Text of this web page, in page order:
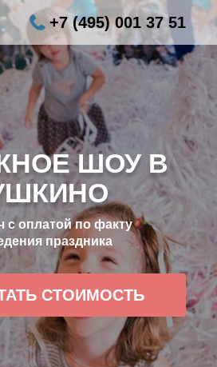
+7 (495) 001 37 51
ШОУ В
с оплатой по факту
праздника
СТОИМОСТЬ